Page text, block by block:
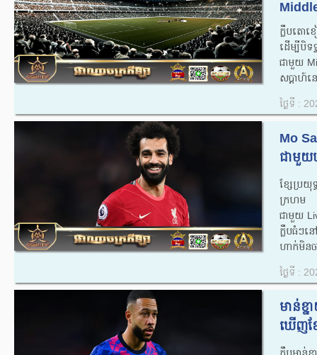
ក្លឹបតោខ
ដើម្បីបិទ
ជាមួយ
សប្តាហ៍ន
ថ្ងៃទី :
Mo
ជាមួយ
ខ្សែប្រយុ
ក្រហម
ជាមួយ
ក្លឹបធំៗ
ហាក់មិន
ថ្ងៃទី :
មាន់ខ្
ឃើញខ្